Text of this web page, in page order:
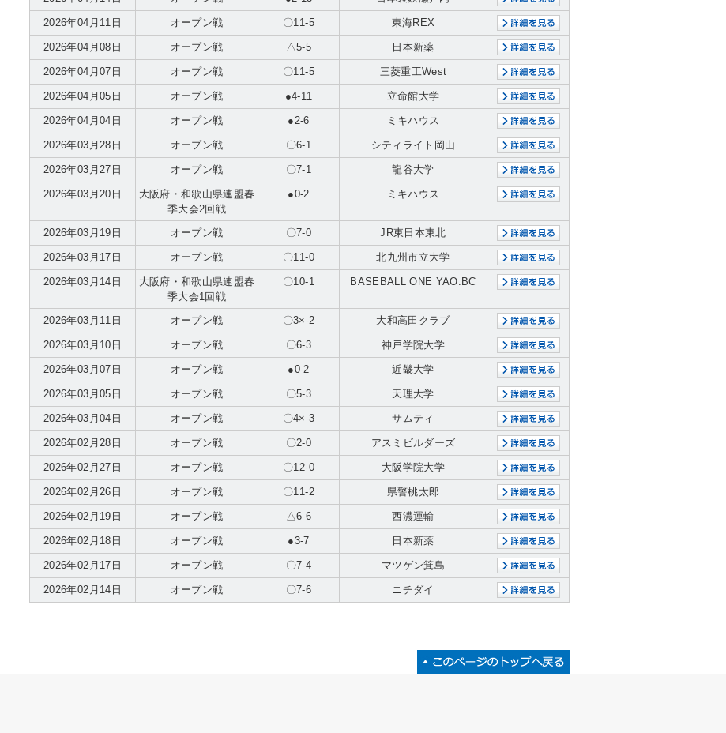
2026年04月11日 オープン戦 〇11-5 東海REX
2026年04月08日 オープン戦 △5-5 日本新薬
2026年04月07日 オープン戦 〇11-5 三菱重工West
2026年04月05日 オープン戦 ●4-11 立命館大学
2026年04月04日 オープン戦 ●2-6 ミキハウス
2026年03月28日 オープン戦 〇6-1 シティライト岡山
2026年03月27日 オープン戦 〇7-1 龍谷大学
2026年03月20日
大阪府・和歌山県連盟春
季大会2回戦
●0-2 ミキハウス
2026年03月19日 オープン戦 〇7-0 JR東日本東北
2026年03月17日 オープン戦 〇11-0 北九州市立大学
2026年03月14日
大阪府・和歌山県連盟春
季大会1回戦
〇10-1 BASEBALL ONE YAO.BC
2026年03月11日 オープン戦 〇3×-2 大和高田クラブ
2026年03月10日 オープン戦 〇6-3 神戸学院大学
2026年03月07日 オープン戦 ●0-2 近畿大学
2026年03月05日 オープン戦 〇5-3 天理大学
2026年03月04日 オープン戦 〇4×-3 サムティ
2026年02月28日 オープン戦 〇2-0 アスミビルダーズ
2026年02月27日 オープン戦 〇12-0 大阪学院大学
2026年02月26日 オープン戦 〇11-2 県警桃太郎
2026年02月19日 オープン戦 △6-6 西濃運輸
2026年02月18日 オープン戦 ●3-7 日本新薬
2026年02月17日 オープン戦 〇7-4 マツゲン箕島
2026年02月14日 オープン戦 〇7-6 ニチダイ